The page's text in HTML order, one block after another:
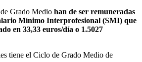
Grado Medio han de ser remuneradas
Mínimo Interprofesional (SMI) que
en 33,33 euros/día o 1.5027
tiene el Ciclo de Grado Medio de